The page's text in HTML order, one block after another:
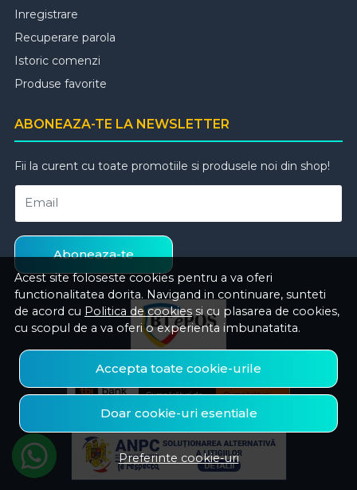
Acest site foloseste cookies pentru a va oferi
functionalitatea dorita. Navigand in continuare, sunteti
de acord cu Politica de cookies si cu plasarea de cookies,
cu scopul de a va oferi o experienta imbunatatita.
Accepta toate cookie-urile
Doar cookie-uri esentiale
Preferinte cookie-uri
Inregistrare
Recuperare parola
Istoric comenzi
Produse favorite
ABONEAZA-TE LA NEWSLETTER
Fii la curent cu toate promotiile si produsele noi din shop!
Email
Aboneaza-te